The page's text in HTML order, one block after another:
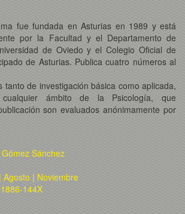
fue fundada en Asturias en 1989 y está
por la Facultad y el Departamento de
de Oviedo y el Colegio Oficial de
de Asturias. Publica cuatro números al
tanto de investigación básica como aplicada,
cualquier ámbito de la Psicología, que
son evaluados anónimamente por
Sánchez
| Noviembre
144X